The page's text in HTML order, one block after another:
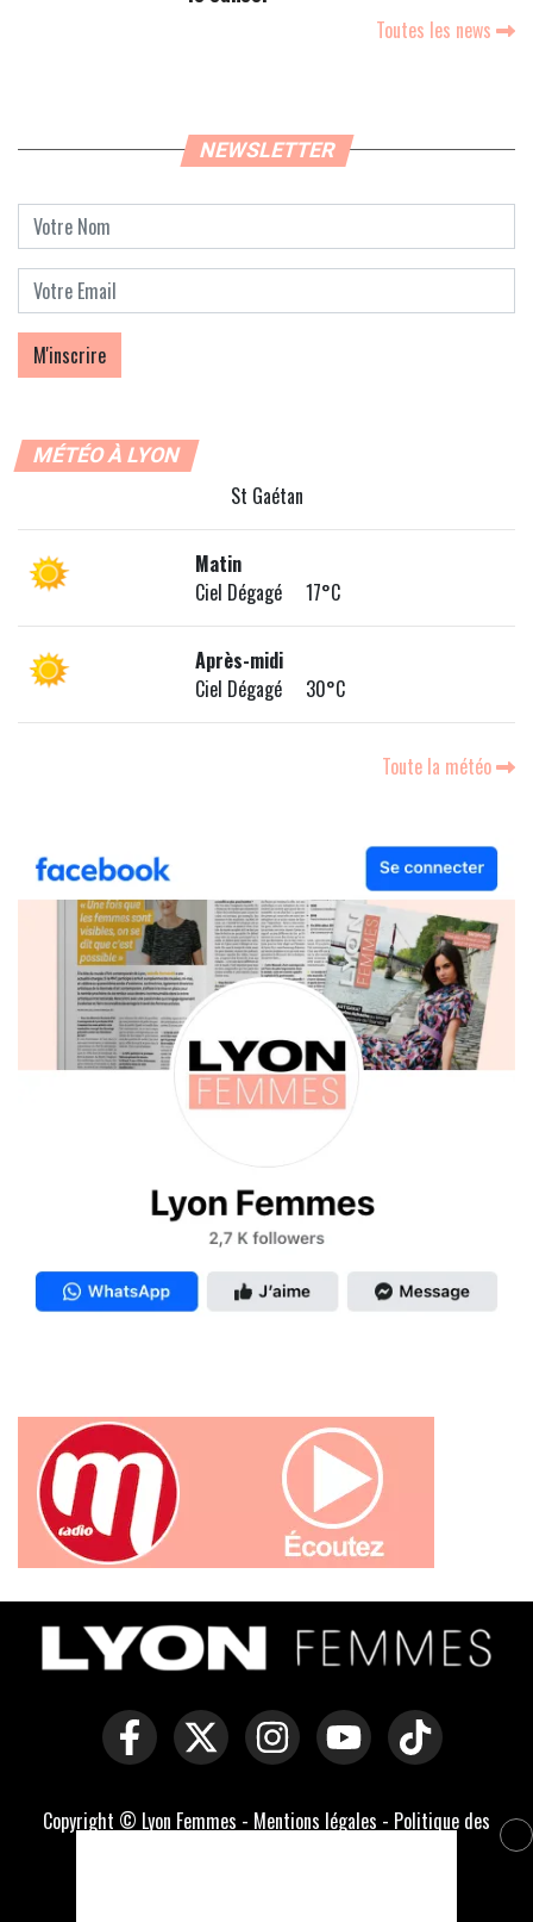
Toutes les news
NEWSLETTER
MÉTÉO À LYON
St Gaétan
Matin
Ciel Dégagé 17°C
Après-midi
Ciel Dégagé 30°C
Toute la météo
Copyright © Lyon Femmes - Mentions légales - Politique des